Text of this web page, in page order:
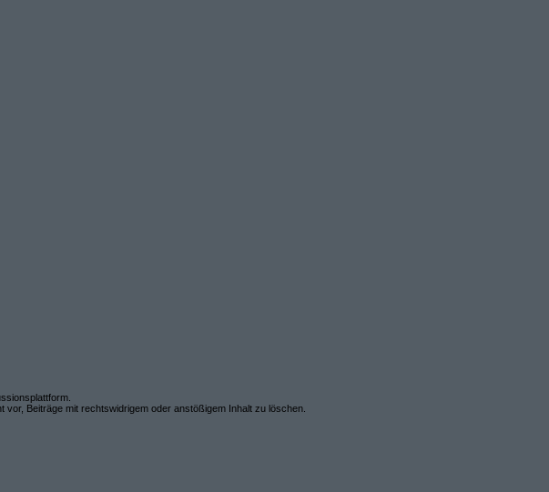
Beiträge mit rechtswidrigem oder anstößigem Inhalt zu löschen.